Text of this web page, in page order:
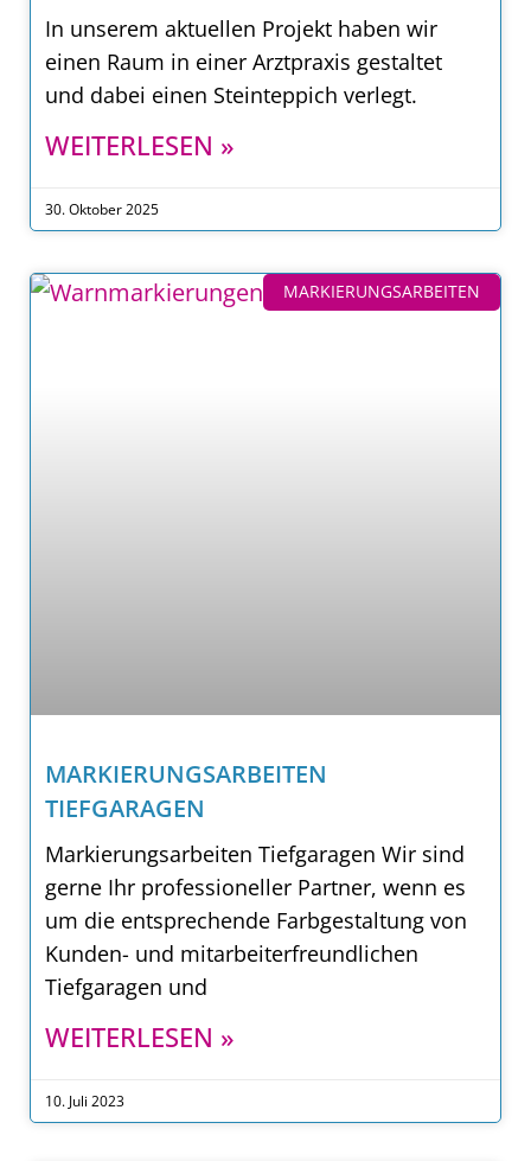
In unserem aktuellen Projekt haben wir
einen Raum in einer Arztpraxis gestaltet
und dabei einen Steinteppich verlegt.
WEITERLESEN »
30. Oktober 2025
MARKIERUNGSARBEITEN
MARKIERUNGSARBEITEN
TIEFGARAGEN
Markierungsarbeiten Tiefgaragen Wir sind
gerne Ihr professioneller Partner, wenn es
um die entsprechende Farbgestaltung von
Kunden- und mitarbeiterfreundlichen
Tiefgaragen und
WEITERLESEN »
10. Juli 2023